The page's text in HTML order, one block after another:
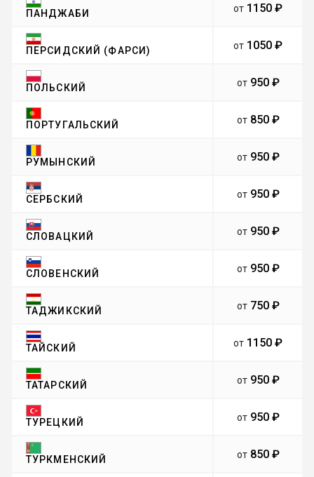
ПАНДЖАБИ от 1150 ₽
ПЕРСИДСКИЙ (ФАРСИ) от 1050 ₽
ПОЛЬСКИЙ от950 ₽
ПОРТУГАЛЬСКИЙ от850 ₽
РУМЫНСКИЙ от950 ₽
СЕРБСКИЙ от950 ₽
СЛОВАЦКИЙ от950 ₽
СЛОВЕНСКИЙ от950 ₽
ТАДЖИКСКИЙ от750 ₽
ТАЙСКИЙ от 1150 ₽
ТАТАРСКИЙ от950 ₽
ТУРЕЦКИЙ от950 ₽
ТУРКМЕНСКИЙ от850 ₽